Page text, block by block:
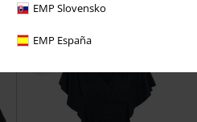
EMP Slovensko
EMP España